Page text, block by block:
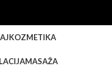
KOZMETIKA
MASAŽA